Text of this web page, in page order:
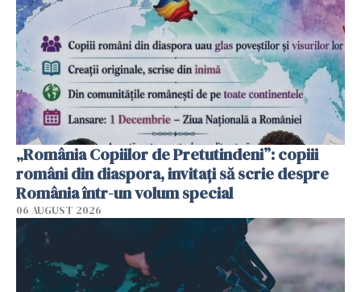
„România Copiilor de Pretutindeni”: copiii
români din diaspora, invitați să scrie despre
România într-un volum special
06 AUGUST 2026